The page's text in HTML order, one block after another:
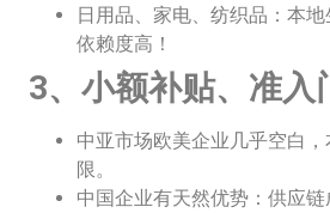
日用品、家电、纺织品：本
依赖度高！
3、小额补贴、准入
中亚市场欧美企业几乎空白
限。
中国企业有天然优势：供应